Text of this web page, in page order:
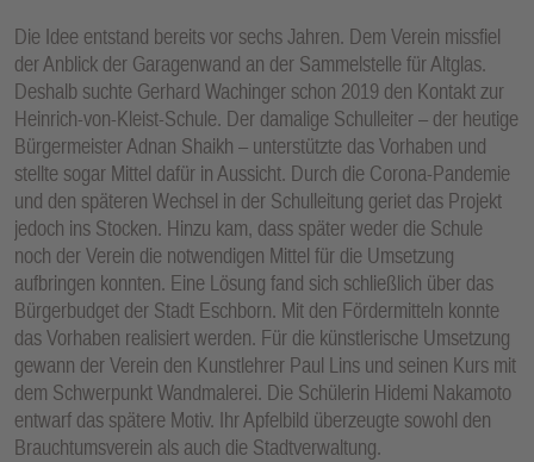
Die Idee entstand bereits vor sechs Jahren. Dem Verein missfiel
der Anblick der Garagenwand an der Sammelstelle für Altglas.
Deshalb suchte Gerhard Wachinger schon 2019 den Kontakt zur
Heinrich-von-Kleist-Schule. Der damalige Schulleiter – der heutige
Bürgermeister Adnan Shaikh – unterstützte das Vorhaben und
stellte sogar Mittel dafür in Aussicht. Durch die Corona-Pandemie
und den späteren Wechsel in der Schulleitung geriet das Projekt
jedoch ins Stocken. Hinzu kam, dass später weder die Schule
noch der Verein die notwendigen Mittel für die Umsetzung
aufbringen konnten. Eine Lösung fand sich schließlich über das
Bürgerbudget der Stadt Eschborn. Mit den Fördermitteln konnte
das Vorhaben realisiert werden. Für die künstlerische Umsetzung
gewann der Verein den Kunstlehrer Paul Lins und seinen Kurs mit
dem Schwerpunkt Wandmalerei. Die Schülerin Hidemi Nakamoto
entwarf das spätere Motiv. Ihr Apfelbild überzeugte sowohl den
Brauchtumsverein als auch die Stadtverwaltung.